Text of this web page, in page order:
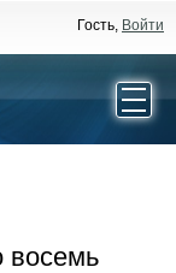
Гость, Войти
восемь